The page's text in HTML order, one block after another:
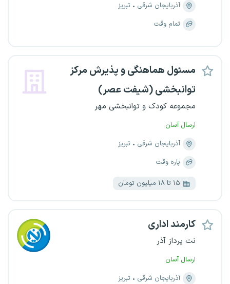
آذربایجان شرقی
تبریز
تمام وقت
مسئول هماهنگی و پذیرش مرکز
توانبخشی (شیفت عصر)
مجموعه کودک و توانبخشی مهر
ارسال آسان
آذربایجان شرقی
تبریز
پاره وقت
۱۵ تا ۱۸ میلیون تومان
کارمند اداری
نت پرداز آذر
ارسال آسان
آذربایجان شرقی
تبریز